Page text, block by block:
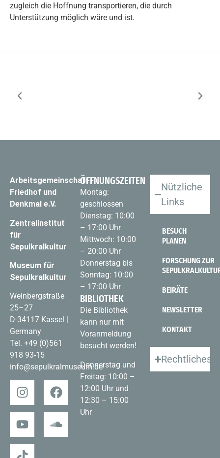
zugleich die Hoffnung transportieren, die durch
Unterstützung möglich wäre und ist.
Arbeitsgemeinschaft
Friedhof und
Denkmal e.V.
Zentralinstitut
für
Sepulkralkultur
Museum für
Sepulkralkultur
Weinbergstraße
25–27
D-34117 Kassel |
Germany
Tel. +49 (0)561
918 93-15
info@sepulkralmuseum.de
ÖFFNUNGSZEITEN
Montag:
geschlossen
Dienstag: 10:00
– 17:00 Uhr
Mittwoch: 10:00
– 20:00 Uhr
Donnerstag bis
Sonntag: 10:00
– 17:00 Uhr
BIBLIOTHEK
Die Bibliothek
kann nur mit
Voranmeldung
besucht werden!
Donnerstag und
Freitag: 10:00 –
12:00 Uhr und
12:30 – 15:00
Uhr
Nützliche
Links
BESUCH
PLANEN
FORSCHUNG ZUR
BEIRÄTE
NEWSLETTER
KONTAKT
Rechtliches